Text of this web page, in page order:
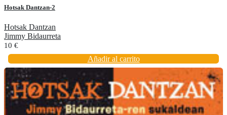
Hotsak Dantzan-2
Hotsak Dantzan
Jimmy Bidaurreta
10 €
Añadir al carrito